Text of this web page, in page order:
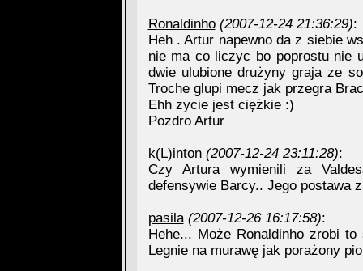
Ronaldinho (2007-12-24 21:36:29):
Heh . Artur napewno da z siebie
nie ma co liczyc bo poprostu nie
dwie ulubione drużyny graja ze
Troche glupi mecz jak przegra
Ehh zycie jest ciężkie :)
Pozdro Artur
k(L)inton (2007-12-24 23:11:28):
Czy Artura wymienili za
defensywie Barcy.. Jego postawa
pasila (2007-12-26 16:17:58):
Hehe... Może Ronaldinho zrobi
Legnie na murawę jak porażony